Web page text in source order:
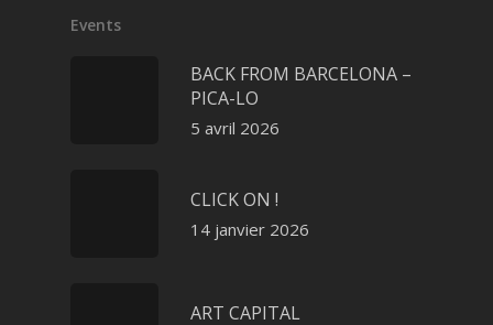
Events
BACK FROM BARCELONA –
PICA-LO
5 avril 2026
CLICK ON !
14 janvier 2026
ART CAPITAL